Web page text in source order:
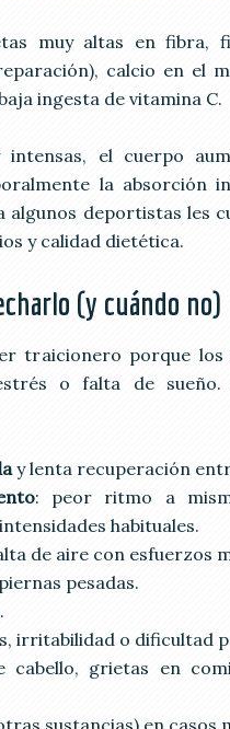
muy altas en fibra,
calcio en el
ingesta de vitamina C.
intensas, el cuerpo
la absorción
deportistas les
y calidad dietética.
(y cuándo no)
traicionero porque los
o falta de sueño.
y lenta recuperación
: peor ritmo a
habituales.
de aire con esfuerzos
pesadas.
.
irritabilidad o dificultad
cabello, grietas en
sustancias) en casos